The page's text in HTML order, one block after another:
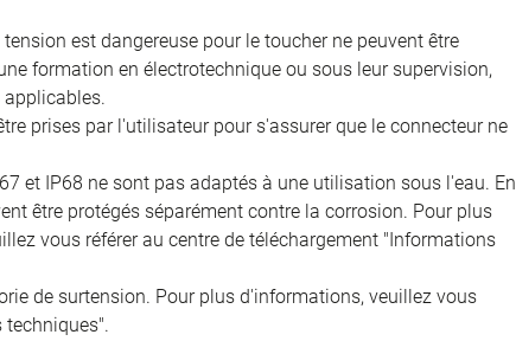
est dangereuse pour le toucher ne peuvent être
formation en électrotechnique ou sous leur supervision,
prises par l'utilisateur pour s'assurer que le connecteur ne
et IP68 ne sont pas adaptés à une utilisation sous l'eau. En
être protégés séparément contre la corrosion. Pour plus
vous référer au centre de téléchargement "Informations
de surtension. Pour plus d'informations, veuillez vous
techniques".